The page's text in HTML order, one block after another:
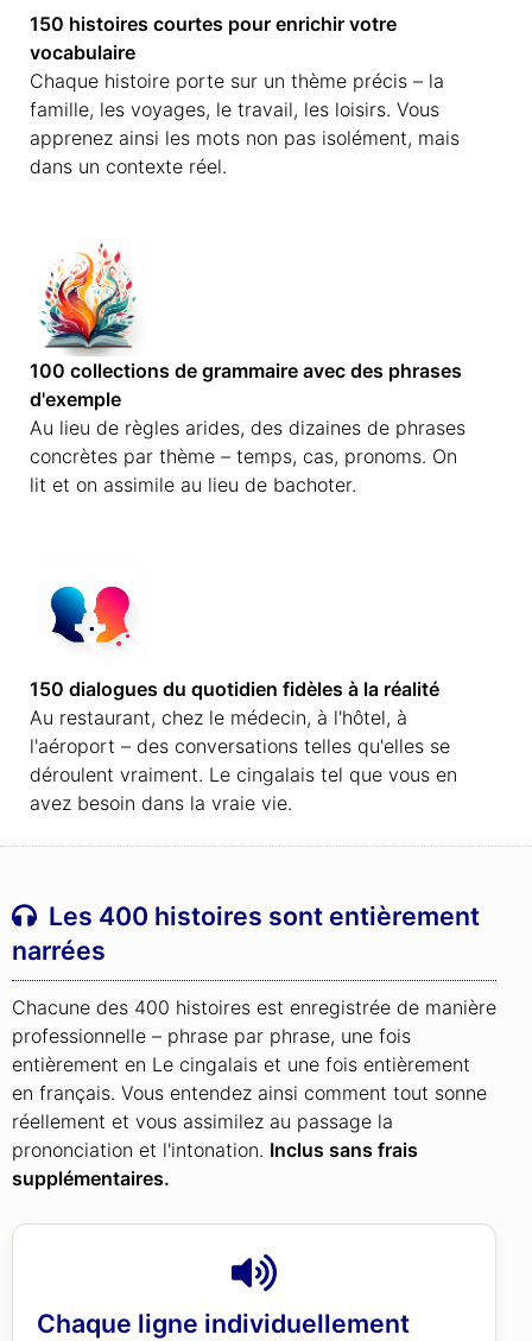
150 histoires courtes pour enrichir votre
vocabulaire
Chaque histoire porte sur un thème précis – la
famille, les voyages, le travail, les loisirs. Vous
apprenez ainsi les mots non pas isolément, mais
dans un contexte réel.
100 collections de grammaire avec des phrases
d'exemple
Au lieu de règles arides, des dizaines de phrases
concrètes par thème – temps, cas, pronoms. On
lit et on assimile au lieu de bachoter.
150 dialogues du quotidien fidèles à la réalité
Au restaurant, chez le médecin, à l'hôtel, à
l'aéroport – des conversations telles qu'elles se
déroulent vraiment. Le cingalais tel que vous en
avez besoin dans la vraie vie.
Les 400 histoires sont entièrement
narrées
Chacune des 400 histoires est enregistrée de manière
professionnelle – phrase par phrase, une fois
entièrement en Le cingalais et une fois entièrement
en français. Vous entendez ainsi comment tout sonne
réellement et vous assimilez au passage la
prononciation et l'intonation. Inclus sans frais
supplémentaires.
Chaque ligne individuellement